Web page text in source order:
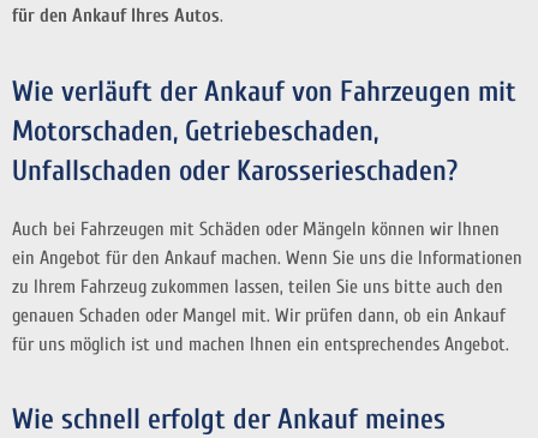
für den Ankauf Ihres Autos.
Wie verläuft der Ankauf von Fahrzeugen mit
Motorschaden, Getriebeschaden,
Unfallschaden oder Karosserieschaden?
Auch bei Fahrzeugen mit Schäden oder Mängeln können wir Ihnen
ein Angebot für den Ankauf machen. Wenn Sie uns die Informationen
zu Ihrem Fahrzeug zukommen lassen, teilen Sie uns bitte auch den
genauen Schaden oder Mangel mit. Wir prüfen dann, ob ein Ankauf
für uns möglich ist und machen Ihnen ein entsprechendes Angebot.
Wie schnell erfolgt der Ankauf meines